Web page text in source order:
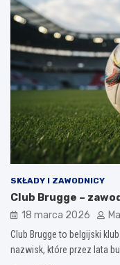
SKŁADY I ZAWODNICY
Club Brugge –
18 marca 2026
Club Brugge to belgijski
nazwisk, które przez lata